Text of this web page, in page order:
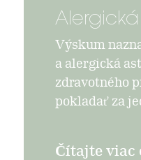
Výskum
a alergická
zdravotného
pokladať za
Čítajte viac